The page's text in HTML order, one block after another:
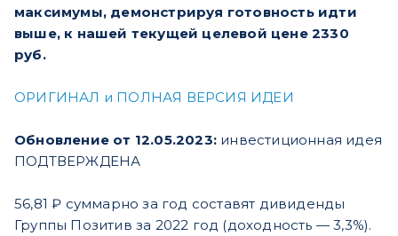
максимумы, демонстрируя готовность идти
выше, к нашей текущей целевой цене 2330
руб.
ОРИГИНАЛ и ПОЛНАЯ ВЕРСИЯ ИДЕИ
Обновление от 12.05.2023: инвестиционная идея
ПОДТВЕРЖДЕНА
56,81 ₽ суммарно за год составят дивиденды
Группы Позитив за 2022 год (доходность — 3,3%).